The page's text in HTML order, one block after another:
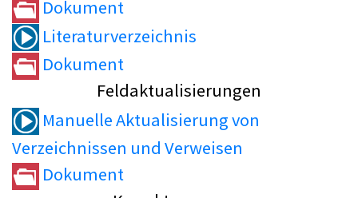
Dokument
Literaturverzeichnis
Dokument
Feldaktualisierungen
Manuelle Aktualisierung von
Verzeichnissen und Verweisen
Dokument